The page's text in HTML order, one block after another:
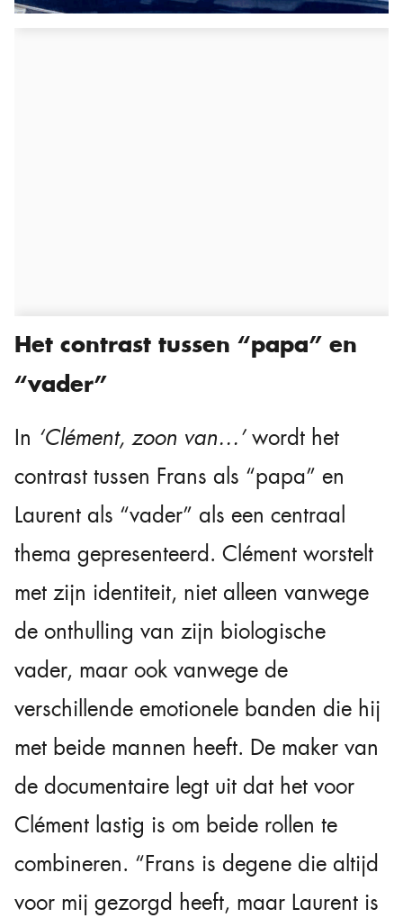
Het contrast tussen “papa” en
“vader”
In ‘Clément, zoon van…’wordt het
contrast tussen Frans als “papa” en
Laurent als “vader” als een centraal
thema gepresenteerd. Clément worstelt
met zijn identiteit, niet alleen vanwege
de onthulling van zijn biologische
vader, maar ook vanwege de
verschillende emotionele banden die hij
met beide mannen heeft. De maker van
de documentaire legt uit dat het voor
Clément lastig is om beide rollen te
combineren. “Frans is degene die altijd
voor mij gezorgd heeft, maar Laurent is